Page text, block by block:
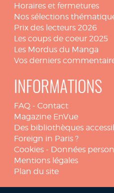
Horaires et fermetures
Nos sélections
Prix des lecteurs 2026
Les coups de coeur 2025
Les Mordus du Manga
Vos derniers
INFORMATIONS
FAQ - Contact
Magazine EnVue
Des bibliothèques
Foreign in Paris ?
Cookies - Données
Mentions légales
Plan du site